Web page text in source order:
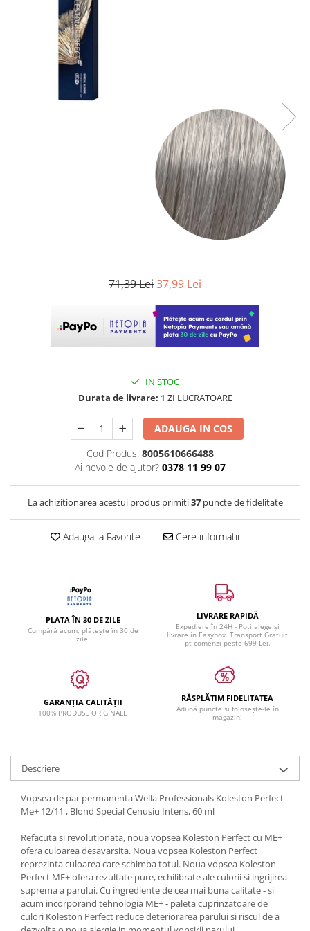
71,39 Lei37,99 Lei
IN STOC
Durata de livrare: 1 ZI LUCRATOARE
ADAUGA IN COS
Cod Produs: 8005610666488
Ai nevoie de ajutor? 0378 11 99 07
La achizitionarea acestui produs primiti37puncte de fidelitate
Adauga la Favorite Cere informatii
PLATA ÎN 30 DE ZILE
Cumpără acum, plătește în 30 de
zile.
LIVRARE RAPIDĂ
Expediere în 24H - Poți alege și
livrare in Easybox. Transport Gratuit
pt comenzi peste 699 Lei.
GARANȚIA CALITĂȚII
100% PRODUSE ORIGINALE
RĂSPLĂTIM FIDELITATEA
Adună puncte și folosește-le în
magazin!
Descriere
Vopsea de par permanenta Wella Professionals Koleston Perfect
Me+ 12/11 , Blond Special Cenusiu Intens, 60 ml
Refacuta si revolutionata, noua vopsea Koleston Perfect cu ME+
ofera culoarea desavarsita. Noua vopsea Koleston Perfect
reprezinta culoarea care schimba totul. Noua vopsea Koleston
Perfect ME+ ofera rezultate pure, echilibrate ale culorii si ingrijirea
suprema a parului. Cu ingrediente de cea mai buna calitate - si
acum incorporand tehnologia ME+ - paleta cuprinzatoare de
culori Koleston Perfect reduce deteriorarea parului si riscul de a